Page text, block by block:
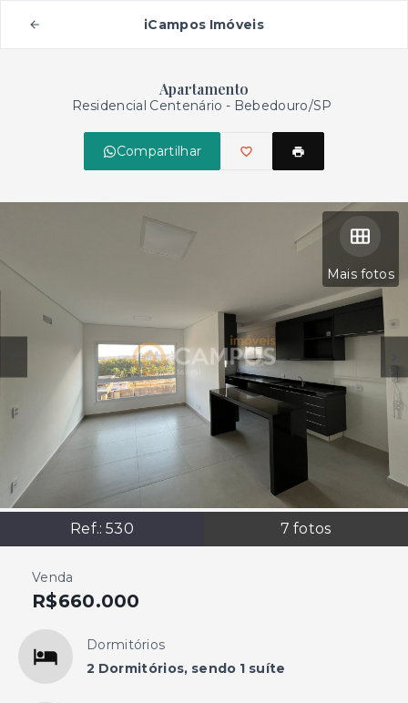
iCampos Imóveis
Apartamento
Residencial Centenário - Bebedouro/SP
Compartilhar
Mais fotos
Ref.:530 7 fotos
Venda
R$660.000
Dormitórios
2 Dormitórios, sendo 1 suíte